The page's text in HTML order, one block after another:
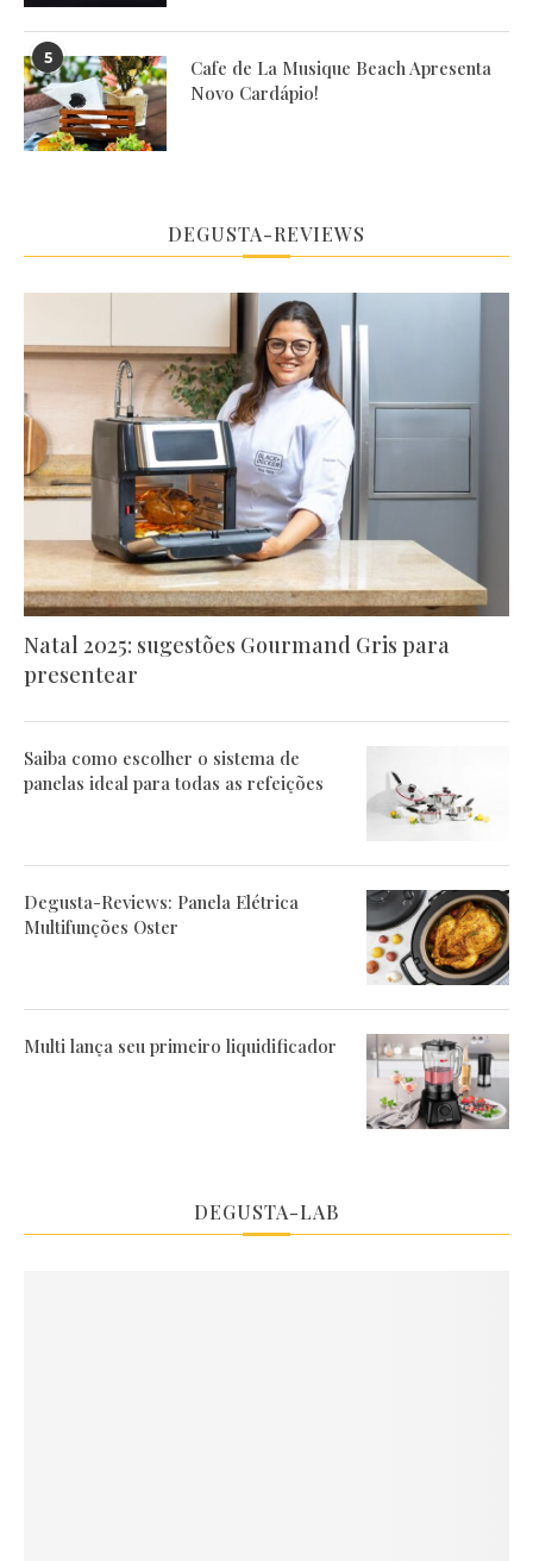
5
Cafe de La Musique Beach Apresenta
Novo Cardápio!
DEGUSTA-REVIEWS
Natal 2025: sugestões Gourmand Gris para
presentear
Saiba como escolher o sistema de
panelas ideal para todas as refeições
Degusta-Reviews: Panela Elétrica
Multifunções Oster
Multi lança seu primeiro liquidificador
DEGUSTA-LAB